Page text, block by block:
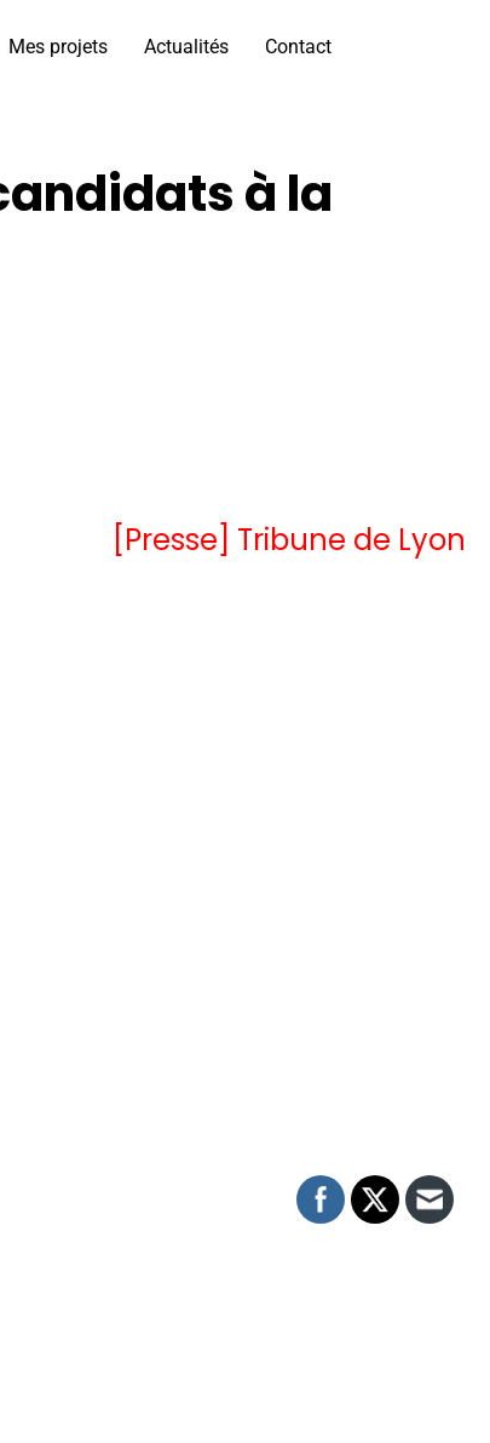
Mes projets Actualités Contact
à la
[Presse] Tribune de Lyon